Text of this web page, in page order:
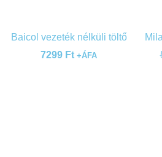
Baicol vezeték nélküli töltő
7299 Ft +ÁFA